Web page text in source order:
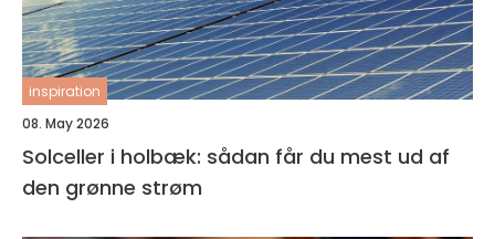
inspiration
08. May 2026
Solceller i holbæk: sådan får du mest ud af
den grønne strøm